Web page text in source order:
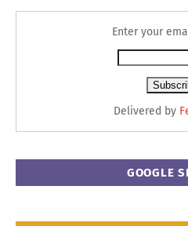
Enter your
Delivered by
GOOGLE